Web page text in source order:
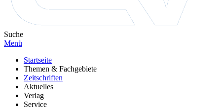
Suche
Menü
Startseite
Themen & Fachgebiete
Zeitschriften
Aktuelles
Verlag
Service